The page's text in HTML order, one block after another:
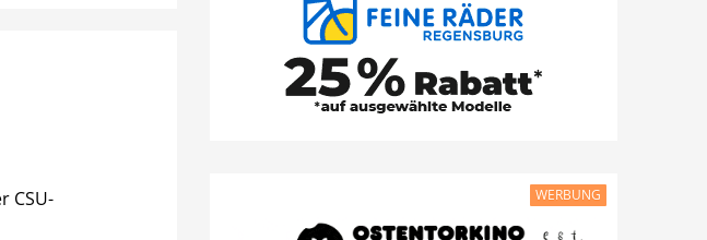
CSU-
WERBUNG